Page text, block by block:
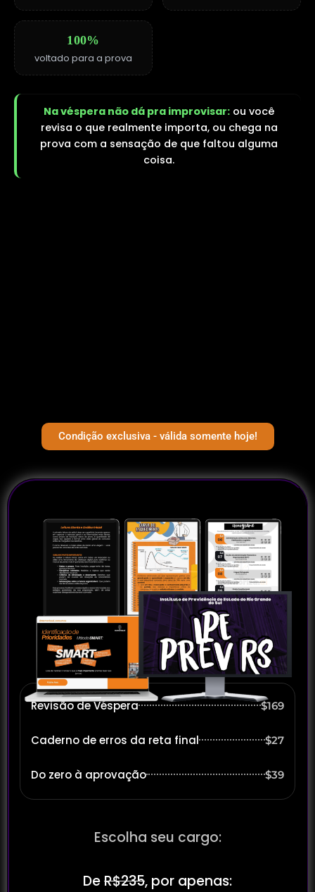
100%
voltado para a prova
Na véspera não dá pra improvisar:ou você
revisa o que realmente importa, ou chega na
prova com a sensação de que faltou alguma
coisa.
Condição exclusiva - válida somente hoje!
Revisão de Véspera $169
Caderno de erros da reta final $27
Do zero à aprovação $39
DeR$235, por apenas:
Escolha seu cargo: